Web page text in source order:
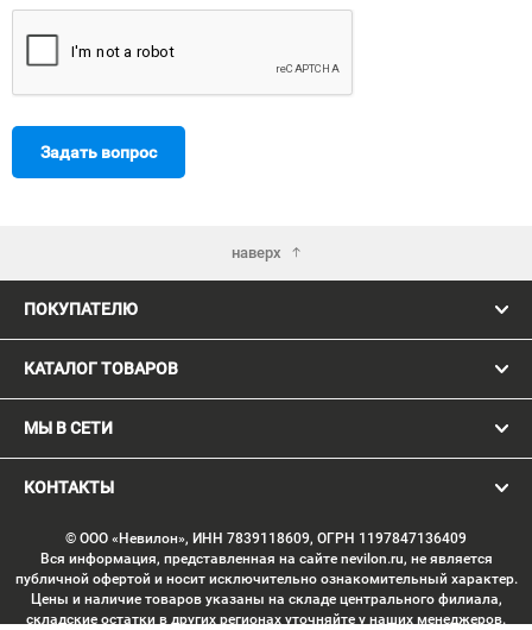
Задать вопрос
наверх
ПОКУПАТЕЛЮ
КАТАЛОГ ТОВАРОВ
МЫ В СЕТИ
КОНТАКТЫ
© ООО «Невилон», ИНН 7839118609, ОГРН 1197847136409
Вся информация, представленная на сайте nevilon.ru, не является
публичной офертой и носит исключительно ознакомительный характер.
Цены и наличие товаров указаны на складе центрального филиала,
складские остатки в других регионах уточняйте у наших менеджеров.